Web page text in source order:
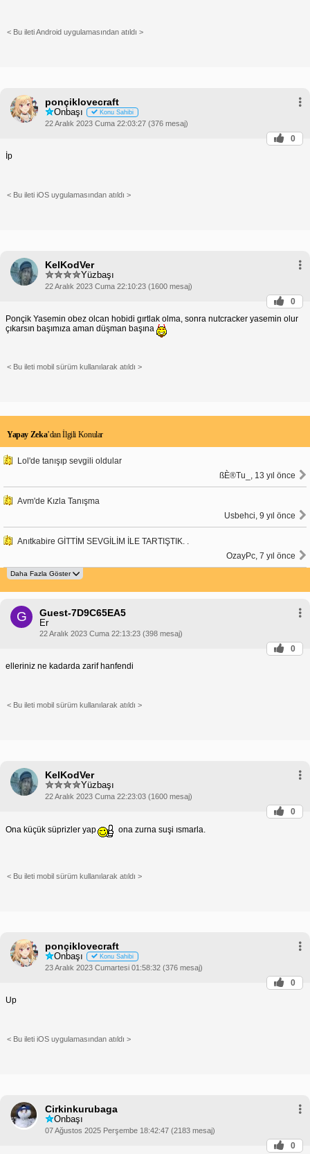
< Bu ileti Android uygulamasından atıldı >
ponçiklovecraft
Onbaşı Konu Sahibi
22 Aralık 2023 Cuma 22:03:27 (376 mesaj)
0
İp
< Bu ileti iOS uygulamasından atıldı >
KelKodVer
Yüzbaşı
22 Aralık 2023 Cuma 22:10:23 (1600 mesaj)
0
Ponçik Yasemin obez olcan hobidi gırtlak olma, sonra nutcracker yasemin olur
çıkarsın başımıza aman düşman başına
< Bu ileti mobil sürüm kullanılarak atıldı >
Yapay Zeka’dan İlgili Konular
Lol'de tanışıp sevgili oldular
ßÈ®Tu_, 13 yıl önce
Avm'de Kızla Tanışma
Usbehci, 9 yıl önce
Anıtkabire GİTTİM SEVGİLİM İLE TARTIŞTIK. .
OzayPc, 7 yıl önce
G Guest-7D9C65EA5
Er
22 Aralık 2023 Cuma 22:13:23 (398 mesaj)
0
elleriniz ne kadarda zarif hanfendi
< Bu ileti mobil sürüm kullanılarak atıldı >
KelKodVer
Yüzbaşı
22 Aralık 2023 Cuma 22:23:03 (1600 mesaj)
0
Ona küçük süprizler yap
ona zurna suşi ısmarla.
< Bu ileti mobil sürüm kullanılarak atıldı >
ponçiklovecraft
Onbaşı Konu Sahibi
23 Aralık 2023 Cumartesi 01:58:32 (376 mesaj)
0
Up
< Bu ileti iOS uygulamasından atıldı >
Cirkinkurubaga
Onbaşı
07 Ağustos 2025 Perşembe 18:42:47 (2183 mesaj)
0